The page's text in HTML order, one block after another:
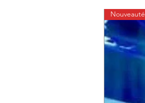
Nouveauté